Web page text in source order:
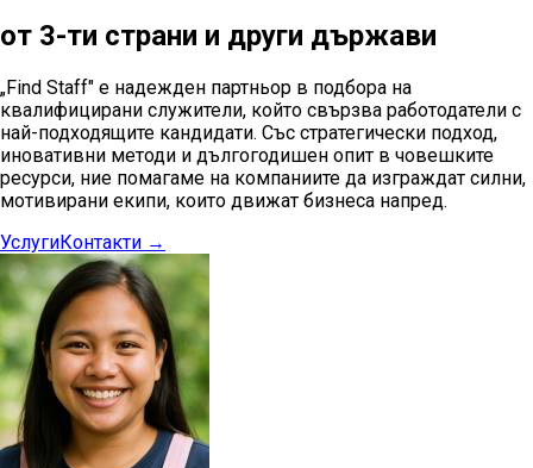
от 3-ти страни и други държави
„Find Staff" е надежден партньор в подбора на
квалифицирани служители, който свързва работодатели с
най-подходящите кандидати. Със стратегически подход,
иновативни методи и дългогодишен опит в човешките
ресурси, ние помагаме на компаниите да изграждат силни,
мотивирани екипи, които движат бизнеса напред.
УслугиКонтакти →